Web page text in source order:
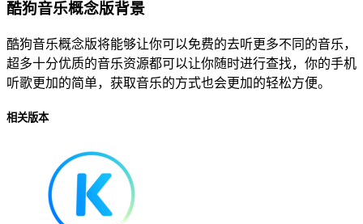
酷狗音乐概念版背景
酷狗音乐概念版将能够让你可以免费的去听更多不同的音乐，
超多十分优质的音乐资源都可以让你随时进行查找，你的手机
听歌更加的简单，获取音乐的方式也会更加的轻松方便。
相关版本